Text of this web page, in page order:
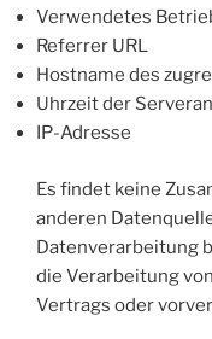
Verwendetes
Referrer URL
Hostname des
Uhrzeit der
IP-Adresse
Es findet keine
anderen
Datenverarbeitung
die Verarbeitung
Vertrags oder